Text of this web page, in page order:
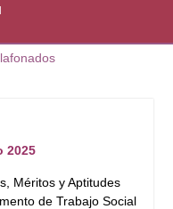
2025
Méritos y Aptitudes
de Trabajo Social